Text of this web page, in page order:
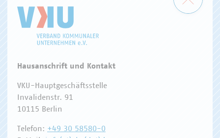
Hausanschrift und Kontakt
VKU-Hauptgeschäftsstelle
Invalidenstr. 91
10115 Berlin
Telefon: +49 30 58580-0